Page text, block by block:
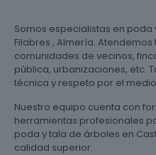
Somos especialistas en
Filabres , Almería.
comunidades de vecinos,
pública, urbanizaciones, etc.
técnica y respeto por el
Nuestro equipo cuenta con
herramientas profesionales
poda y tala de árboles en
calidad superior.